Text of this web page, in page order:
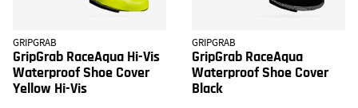
GRIPGRAB
GripGrab RaceAqua Hi-Vis
Waterproof Shoe Cover
Yellow Hi-Vis
GRIPGRAB
GripGrab RaceAqua
Waterproof Shoe Cover
Black